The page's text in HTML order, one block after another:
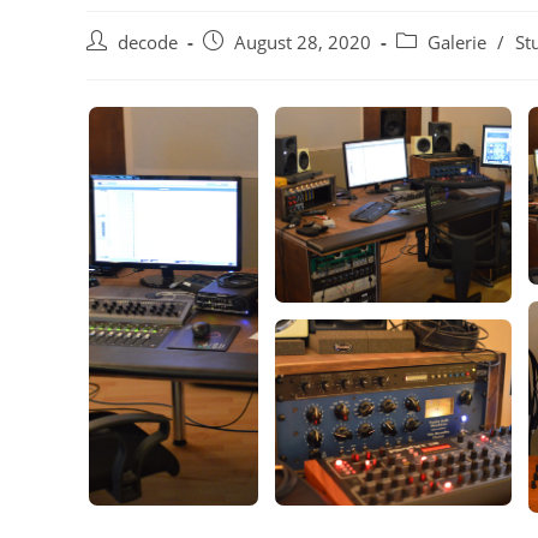
Beitrags-
decode
BeitragAugust 28, 2020
Beitrags-
Galerie /